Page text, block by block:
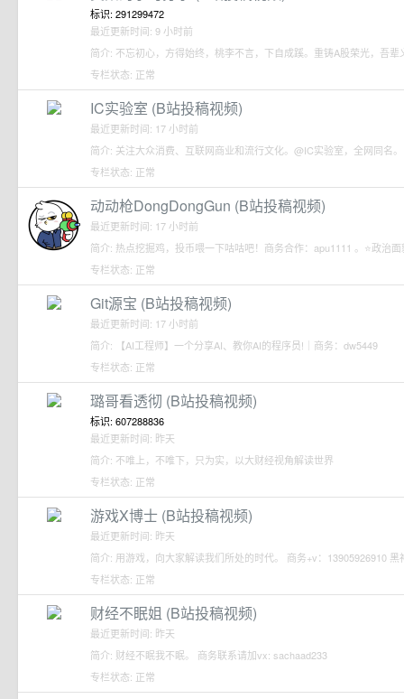
标识: 291299472
最近更新时间: 9 小时前
简介: 不忘初心，方得始终，桃李不言，下自成蹊。重铸A股荣光，吾辈
专栏状态: 正常
IC实验室 (B站投稿视频)
最近更新时间: 17 小时前
简介: 关注大众消费、互联网商业和流行文化。@IC实验室，全网同名。
专栏状态: 正常
动动枪DongDongGun (B站投稿视频)
最近更新时间: 17 小时前
简介: 热点挖掘鸡，投币喂一下咕咕吧！商务合作：apu1111 。⭐️政治
专栏状态: 正常
Git源宝 (B站投稿视频)
最近更新时间: 17 小时前
简介: 【AI工程师】一个分享AI、教你AI的程序员!｜商务：dw5449
专栏状态: 正常
璐哥看透彻 (B站投稿视频)
标识: 607288836
最近更新时间: 昨天
简介: 不唯上，不唯下，只为实，以大财经视角解读世界
专栏状态: 正常
游戏X博士 (B站投稿视频)
最近更新时间: 昨天
简介: 用游戏，向大家解读我们所处的时代。 商务+v：13905926910
专栏状态: 正常
财经不眠姐 (B站投稿视频)
最近更新时间: 昨天
简介: 财经不眠我不眠。 商务联系请加vx: sachaad233
专栏状态: 正常